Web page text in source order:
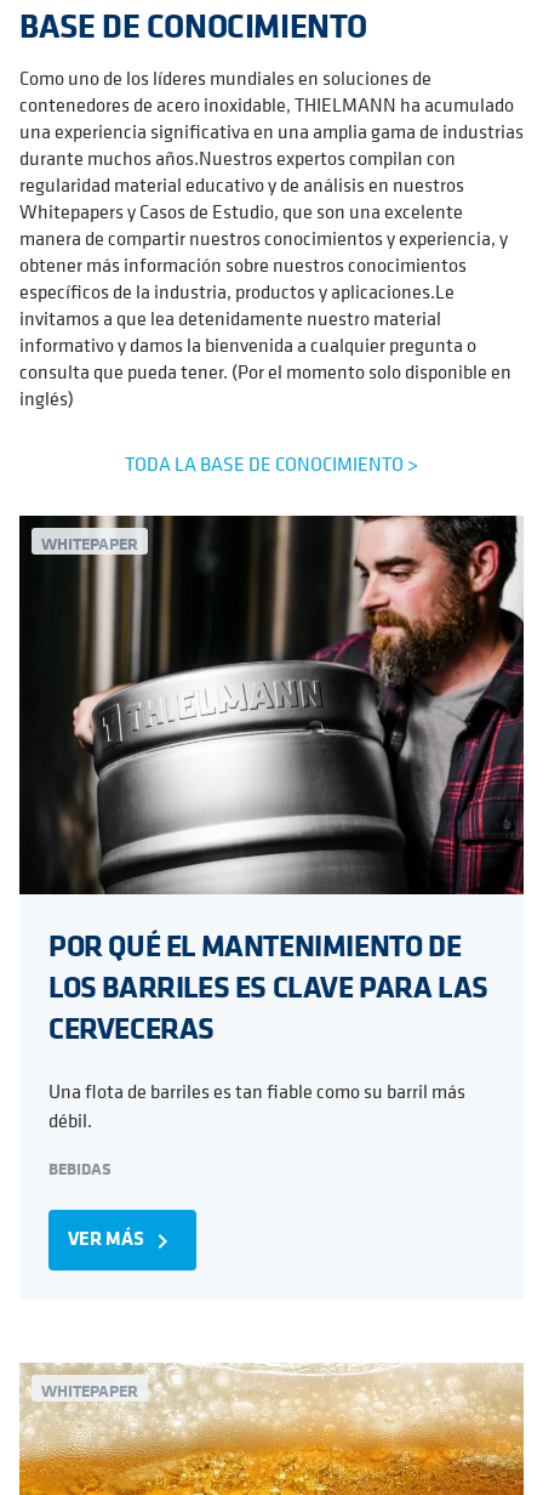
BASE DE CONOCIMIENTO
Como uno de los líderes mundiales en soluciones de
contenedores de acero inoxidable, THIELMANN ha acumulado
una experiencia significativa en una amplia gama de industrias
durante muchos años.Nuestros expertos compilan con
regularidad material educativo y de análisis en nuestros
Whitepapers y Casos de Estudio, que son una excelente
manera de compartir nuestros conocimientos y experiencia, y
obtener más información sobre nuestros conocimientos
específicos de la industria, productos y aplicaciones.Le
invitamos a que lea detenidamente nuestro material
informativo y damos la bienvenida a cualquier pregunta o
consulta que pueda tener. (Por el momento solo disponible en
inglés)
TODA LA BASE DE CONOCIMIENTO >
WHITEPAPER
POR QUÉ EL MANTENIMIENTO DE
LOS BARRILES ES CLAVE PARA LAS
CERVECERAS
Una flota de barriles es tan fiable como su barril más
débil.
BEBIDAS
VER MÁS navigate_next
WHITEPAPER